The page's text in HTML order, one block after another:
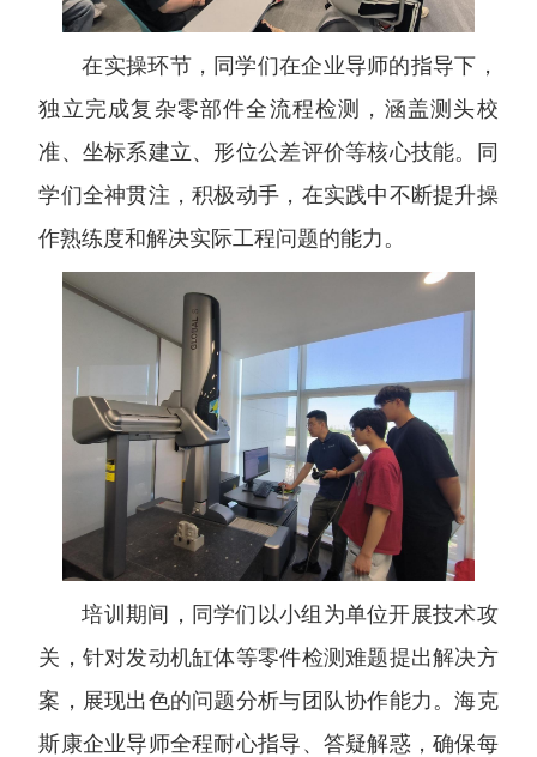
在实操环节，同学们在企业导师的指导下，
独立完成复杂零部件全流程检测，涵盖测头校
准、坐标系建立、形位公差评价等核心技能。同
学们全神贯注，积极动手，在实践中不断提升操
作熟练度和解决实际工程问题的能力。
培训期间，同学们以小组为单位开展技术攻
关，针对发动机缸体等零件检测难题提出解决方
案，展现出色的问题分析与团队协作能力。海克
斯康企业导师全程耐心指导、答疑解惑，确保每